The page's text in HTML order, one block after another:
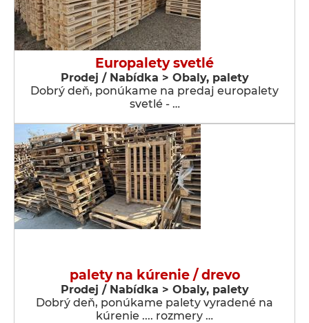
Europalety svetlé
Prodej / Nabídka > Obaly, palety
Dobrý deň, ponúkame na predaj europalety
svetlé - …
palety na kúrenie / drevo
Prodej / Nabídka > Obaly, palety
Dobrý deň, ponúkame palety vyradené na
kúrenie .... rozmery …